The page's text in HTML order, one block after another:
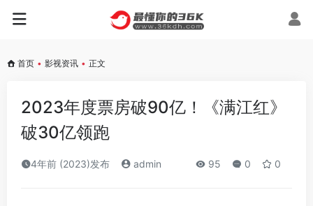
首页 • 影视资讯 • 正文
2023年度票房破90亿！《满江红》
破30亿领跑
4年前 (2023)发布 admin 95 0 0